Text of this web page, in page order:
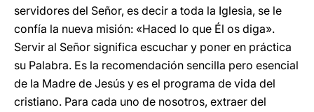
servidores del Señor, es decir a toda la Iglesia, se le
confía la nueva misión: «Haced lo que Él os diga».
Servir al Señor significa escuchar y poner en práctica
su Palabra. Es la recomendación sencilla pero esencial
de la Madre de Jesús y es el programa de vida del
cristiano. Para cada uno de nosotros, extraer del